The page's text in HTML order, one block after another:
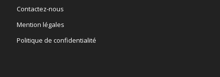
Contactez-nous
Mention légales
Politique de confidentialité